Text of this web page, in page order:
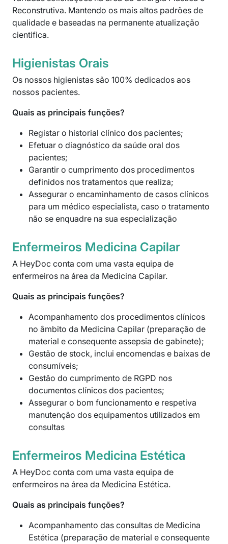
Reconstrutiva. Mantendo os mais altos padrões de
qualidade e baseadas na permanente atualização
cientifica.
Higienistas Orais
Os nossos higienistas são 100% dedicados aos
nossos pacientes.
Quais as principais funções?
Registar o historial clínico dos pacientes;
Efetuar o diagnóstico da saúde oral dos
pacientes;
Garantir o cumprimento dos procedimentos
definidos nos tratamentos que realiza;
Assegurar o encaminhamento de casos clínicos
para um médico especialista, caso o tratamento
não se enquadre na sua especialização
Enfermeiros Medicina Capilar
A HeyDoc conta com uma vasta equipa de
enfermeiros na área da Medicina Capilar.
Quais as principais funções?
Acompanhamento dos procedimentos clínicos
no âmbito da Medicina Capilar (preparação de
material e consequente assepsia de gabinete);
Gestão de stock, inclui encomendas e baixas de
consumíveis;
Gestão do cumprimento de RGPD nos
documentos clínicos dos pacientes;
Assegurar o bom funcionamento e respetiva
manutenção dos equipamentos utilizados em
consultas
Enfermeiros Medicina Estética
A HeyDoc conta com uma vasta equipa de
enfermeiros na área da Medicina Estética.
Quais as principais funções?
Acompanhamento das consultas de Medicina
Estética (preparação de material e consequente